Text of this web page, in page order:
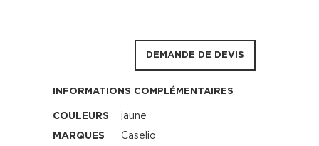
DEMANDE DE DEVIS
INFORMATIONS COMPLÉMENTAIRES
COULEURS
jaune
MARQUES
Caselio